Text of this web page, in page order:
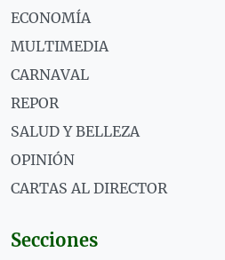
ECONOMÍA
MULTIMEDIA
CARNAVAL
REPOR
SALUD Y BELLEZA
OPINIÓN
CARTAS AL DIRECTOR
Secciones